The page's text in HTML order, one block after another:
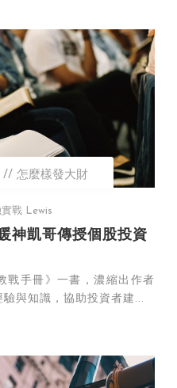
怎麼樣發大財
戰 Lewis
神凱哥傳授個股投資
戰手冊》一書，濃縮出作者
與知識，協助投資者建...